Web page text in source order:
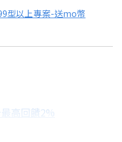
型以上專案-送mo幣
高回饋2%